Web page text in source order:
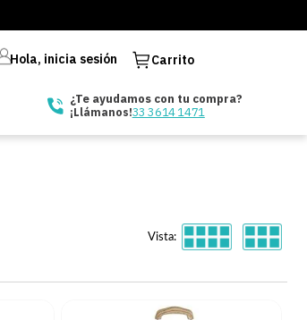
Hola, inicia sesión Carrito
¿Te ayudamos con tu compra?
¡Llámanos!33 3614 1471
Vista: